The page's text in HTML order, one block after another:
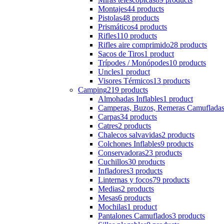
Montajes44 products
Pistolas48 products
Prismáticos4 products
Rifles110 products
Rifles aire comprimido28 products
Sacos de Tiros1 product
Trípodes / Monópodes10 products
Uncles1 product
Visores Térmicos13 products
Camping219 products
Almohadas Inflables1 product
Camperas, Buzos, Remeras Camufladas
Carpas34 products
Catres2 products
Chalecos salvavidas2 products
Colchones Inflables9 products
Conservadoras23 products
Cuchillos30 products
Infladores3 products
Linternas y focos79 products
Medias2 products
Mesas6 products
Mochilas1 product
Pantalones Camuflados3 products